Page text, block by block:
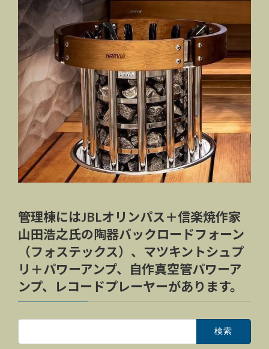
管理棟にはJBLオリンパス＋信楽焼作家
山田浩之氏の陶器バックロードフォーン
（フォステックス）、マツキントシュプ
リ＋パワーアンプ、自作真空管パワーア
ンプ、レコードプレーヤーがあります。